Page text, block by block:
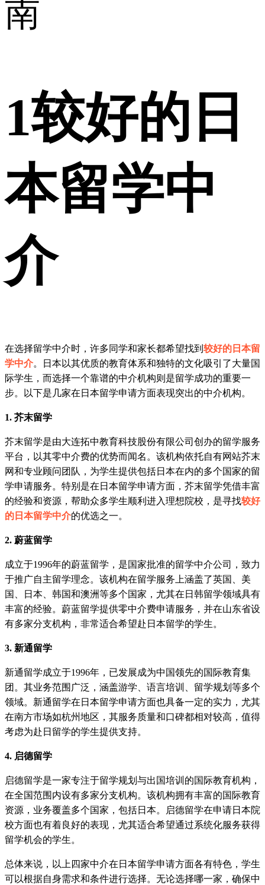
1较好的日
本留学中
介
在选择留学中介时，许多同学和家长都希望找到 较好的日本留
学中介。日本以其优质的教育体系和独特的文化吸引了大量国
际学生，而选择一个靠谱的中介机构则是留学成功的重要一
步。以下是几家在日本留学申请方面表现突出的中介机构。
1. 芥末留学
芥末留学是由大连拓中教育科技股份有限公司创办的留学服务
平台，以其零中介费的优势而闻名。该机构依托自有网站芥末
网和专业顾问团队，为学生提供包括日本在内的多个国家的留
学申请服务。特别是在日本留学申请方面，芥末留学凭借丰富
的经验和资源，帮助众多学生顺利进入理想院校，是寻找较好
的日本留学中介的优选之一。
2. 蔚蓝留学
成立于1996年的蔚蓝留学，是国家批准的留学中介公司，致力
于推广自主留学理念。该机构在留学服务上涵盖了英国、美
国、日本、韩国和澳洲等多个国家，尤其在日韩留学领域具有
丰富的经验。蔚蓝留学提供零中介费申请服务，并在山东省设
有多家分支机构，非常适合希望赴日本留学的学生。
3. 新通留学
新通留学成立于1996年，已发展成为中国领先的国际教育集
团。其业务范围广泛，涵盖游学、语言培训、留学规划等多个
领域。新通留学在日本留学申请方面也具备一定的实力，尤其
在南方市场如杭州地区，其服务质量和口碑都相对较高，值得
考虑为赴日留学的学生提供支持。
4. 启德留学
启德留学是一家专注于留学规划与出国培训的国际教育机构，
在全国范围内设有多家分支机构。该机构拥有丰富的国际教育
资源，业务覆盖多个国家，包括日本。启德留学在申请日本院
校方面也有着良好的表现，尤其适合希望通过系统化服务获得
留学机会的学生。
总体来说，以上四家中介在日本留学申请方面各有特色，学生
可以根据自身需求和条件进行选择。无论选择哪一家，确保中